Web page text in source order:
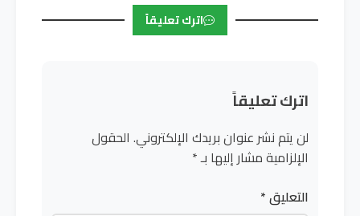
اترك تعليقاً
اترك تعليقاً
لن يتم نشر عنوان بريدك الإلكتروني. الحقول
الإلزامية مشار إليها بـ*
التعليق*